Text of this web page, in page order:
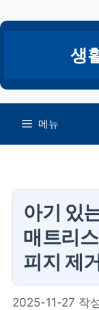
텐
건
너
생
메뉴
아기 있
매트리
피지 제
2025-11-27 작